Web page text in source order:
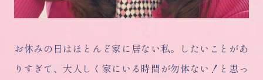
お休みの日はほとんど家に居ない私。したいことがあ
りすぎて、大人しく家にいる時間が勿体ない！と思っ